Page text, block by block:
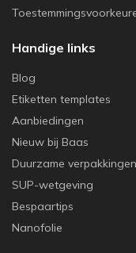
Handige links
Blog
Etiketten templates
Aanbiedingen
Nieuw bij Baas
Duurzame verpakkingen
SUP-wetgeving
Bespaartips
Nanofolie